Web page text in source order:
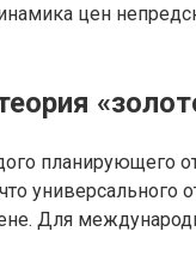
цен
планирующего
Для